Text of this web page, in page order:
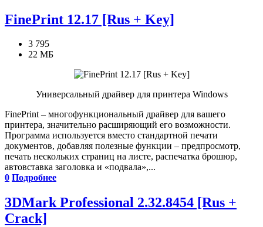
FinePrint 12.17 [Rus + Key]
3 795
22 МБ
Универсальный драйвер для принтера Windows
FinePrint – многофункциональный драйвер для вашего
принтера, значительно расширяющий его возможности.
Программа используется вместо стандартной печати
документов, добавляя полезные функции – предпросмотр,
печать нескольких страниц на листе, распечатка брошюр,
автовставка заголовка и «подвала»,...
0 Подробнее
3DMark Professional 2.32.8454 [Rus +
Crack]